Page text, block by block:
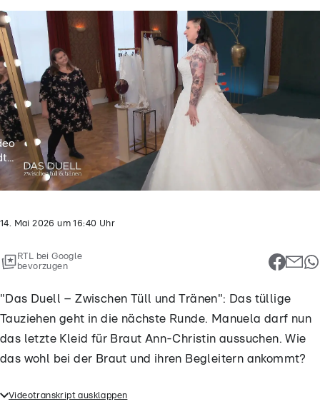
14. Mai 2026 um 16:40 Uhr
RTL bei Google
bevorzugen
"Das Duell – Zwischen Tüll und Tränen": Das tüllige
Tauziehen geht in die nächste Runde. Manuela darf nun
das letzte Kleid für Braut Ann-Christin aussuchen. Wie
das wohl bei der Braut und ihren Begleitern ankommt?
"Das Duell – Zwischen Tüll und Tränen": Das tüllige
Videotranskript ausklappen